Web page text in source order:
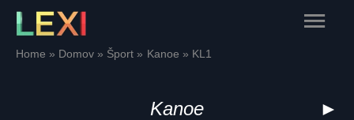
Skip
content
Main
Home Domov Šport Kanoe KL1
►
Kanoe